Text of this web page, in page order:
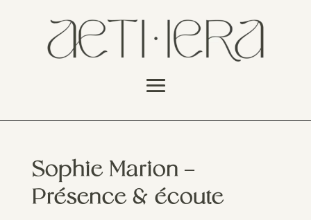
Sophie Marion –
Présence & écoute